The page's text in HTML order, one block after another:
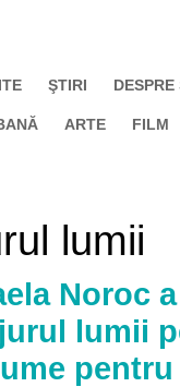
ŞTIRI DESPRE
ARTE FILM
lumii
Noroc
lumii